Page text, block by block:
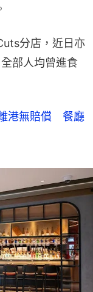
分店，近日亦
部人均曾進食
港無賠償 餐廳